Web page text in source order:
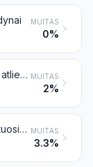
MUITAS
0%
Elektros mašinos ir aparatai, atliekantys tam tikras jiems būdingas funkcijas, nenurodytas kitoje šio skirsnio vietoje MUITAS
2%
Izoliuotieji (įskaitant emaliuotuosius arba anoduotuosius) laidai, kabeliai (įskaitant bendraašius kabelius) ir kiti izoliuotieji elektros laidininkai, su pritvirtintomis jungtimis arba be jų; šviesolaidžių kabeliai, sudaryti iš atskirų aptrauktų šviesolaidžių, sumontuoti arba nesumontuoti kartu su elektros laidininkais, su pritvirtintomis jungtimis arba be jų MUITAS
3.3%